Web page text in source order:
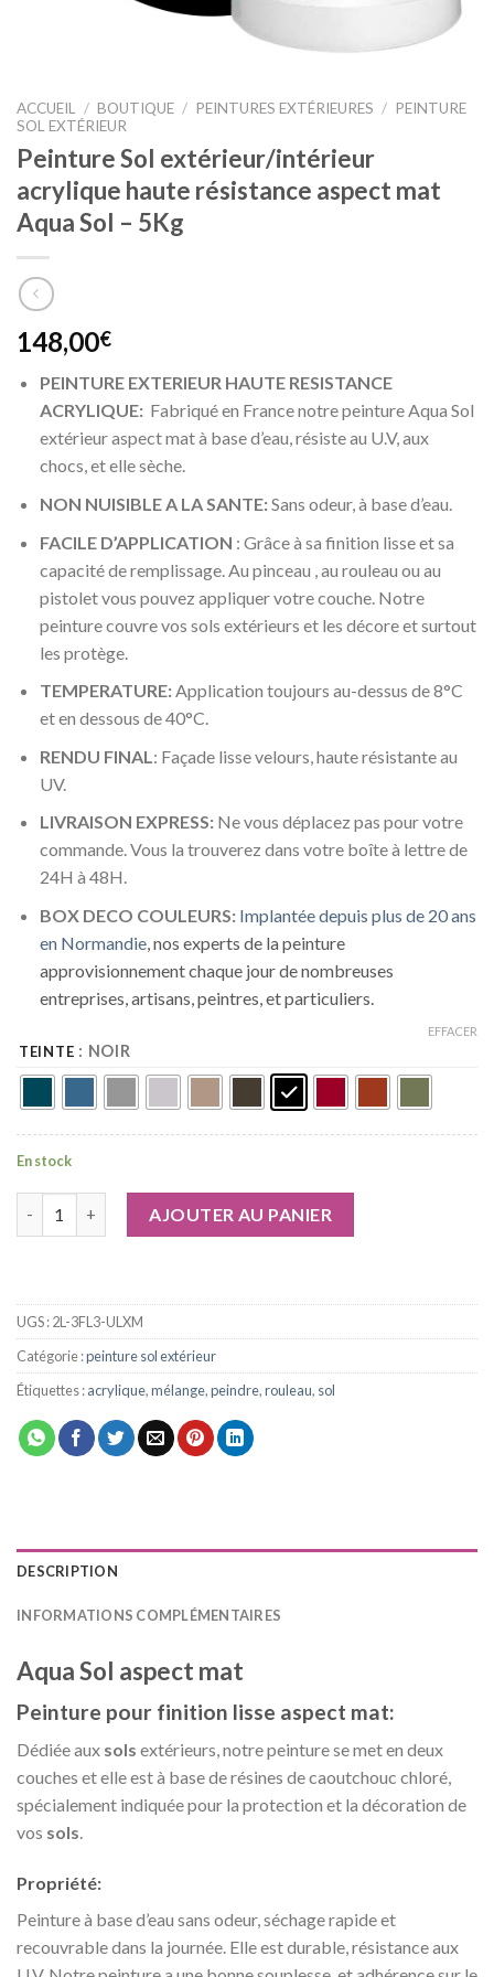
ACCUEIL / BOUTIQUE / PEINTURES EXTÉRIEURES / PEINTURE
SOL EXTÉRIEUR
Peinture Sol extérieur/intérieur
acrylique haute résistance aspect mat
Aqua Sol – 5Kg
148,00€
PEINTURE EXTERIEUR HAUTE RESISTANCE
ACRYLIQUE: Fabriqué en France notre peinture Aqua Sol
extérieur aspect mat à base d’eau, résiste au U.V, aux
chocs, et elle sèche.
NON NUISIBLE A LA SANTE:Sans odeur, à base d’eau.
FACILE D’APPLICATION : Grâce à sa finition lisse et sa
capacité de remplissage. Au pinceau , au rouleau ou au
pistolet vous pouvez appliquer votre couche. Notre
peinture couvre vos sols extérieurs et les décore et surtout
les protège.
TEMPERATURE:Application toujours au-dessus de 8°C
et en dessous de 40°C.
RENDU FINAL: Façade lisse velours, haute résistante au
UV.
LIVRAISON EXPRESS: Ne vous déplacez pas pour votre
commande. Vous la trouverez dans votre boîte à lettre de
24H à 48H.
BOX DECO COULEURS: Implantée depuis plus de 20 ans
en Normandie, nos experts de la peinture
approvisionnement chaque jour de nombreuses
entreprises, artisans, peintres, et particuliers.
TEINTE : NOIR
EFFACER
En stock
AJOUTER AU PANIER
UGS :2L-3FL3-ULXM
Catégorie :peinture sol extérieur
Étiquettes :acrylique,mélange,peindre,rouleau, sol
DESCRIPTION
INFORMATIONS COMPLÉMENTAIRES
Aqua Sol aspect mat
Peinture pour finition lisse aspect mat:
Dédiée aux sols extérieurs, notre peinture se met en deux
couches et elle est à base de résines de caoutchouc chloré,
spécialement indiquée pour la protection et la décoration de
vos sols.
Propriété:
Peinture à base d’eau sans odeur, séchage rapide et
recouvrable dans la journée. Elle est durable, résistance aux